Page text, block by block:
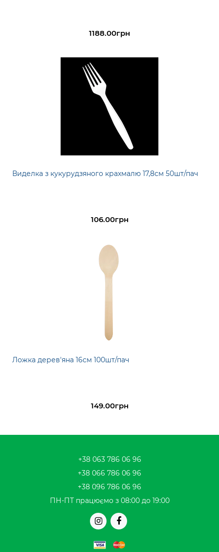
1188.00грн
Виделка з кукурудзяного крахмалю 17,8см 50шт/пач
106.00грн
Ложка дерев'яна 16см 100шт/пач
149.00грн
+38 063 786 06 96
+38 066 786 06 96
+38 096 786 06 96
ПН-ПТ працюємо з 08:00 до 19:00